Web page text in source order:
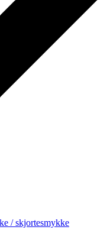
/ skjortesmykke